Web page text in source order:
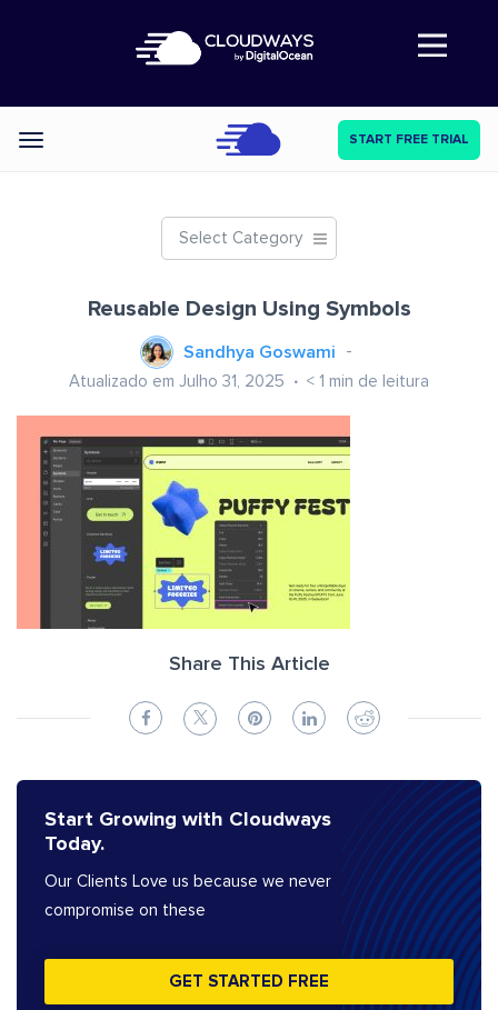
Abre a navegação
Categories START FREE TRIAL
Select Category
Reusable Design Using Symbols
Sandhya Goswami
Atualizado em Julho 31, 2025 < 1 min de leitura
Share This Article
Start Growing with Cloudways
Today.
Our Clients Love us because we never
compromise on these
GET STARTED FREE